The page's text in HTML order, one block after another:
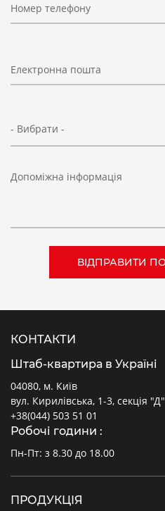
Номер телефону
Електронна пошта
- Вибрати -
Допоміжна інформація
КОНТАКТИ
Штаб-квартира в Україні
04080, м. Київ
вул. Кирилівська, 1-3, секція "Д"
+38(044) 503 51 01
Робочі години :
Пн-Пт: з 8.30 до 18.00
ПРОДУКЦІЯ